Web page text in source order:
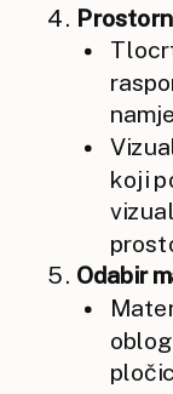
koji
Odabir